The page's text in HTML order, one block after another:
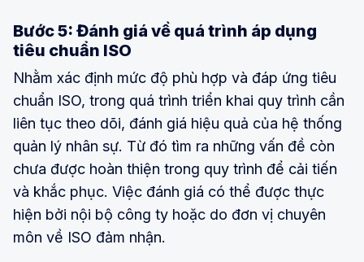
Bước 5: Đánh giá về quá trình áp dụng
tiêu chuẩn ISO
Nhằm xác định mức độ phù hợp và đáp ứng tiêu
chuẩn ISO, trong quá trình triển khai quy trình cần
liên tục theo dõi, đánh giá hiệu quả của hệ thống
quản lý nhân sự. Từ đó tìm ra những vấn đề còn
chưa được hoàn thiện trong quy trình để cải tiến
và khắc phục. Việc đánh giá có thể được thực
hiện bởi nội bộ công ty hoặc do đơn vị chuyên
môn về ISO đảm nhận.